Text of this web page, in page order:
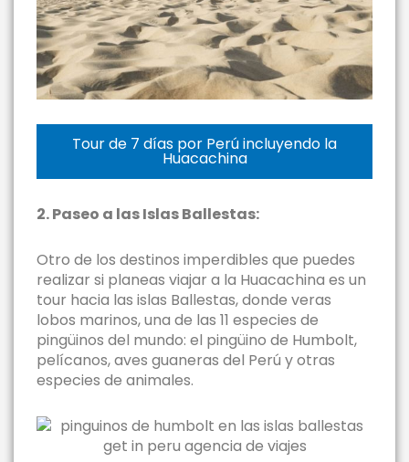
Tour de 7 días por Perú incluyendo la
Huacachina
2. Paseo a las Islas Ballestas:
Otro de los destinos imperdibles que puedes
realizar si planeas viajar a la Huacachina es un
tour hacia las islas Ballestas, donde veras
lobos marinos, una de las 11 especies de
pingüinos del mundo: el pingüino de Humbolt,
pelícanos, aves guaneras del Perú y otras
especies de animales.